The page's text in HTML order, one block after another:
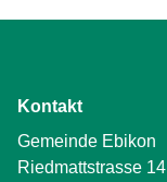
Kontakt
Gemeinde Ebikon
Riedmattstrasse 14